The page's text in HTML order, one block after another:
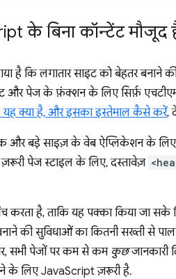
के बिना कॉन्टेंट मौजूद
है कि लगातार साइट को बेहतर बनाने
और पेज के फ़ंक्शन के लिए सिर्फ़
यह क्या है, और इसका इस्तेमाल कैसे करें,
और बड़े साइज़ के वेब ऐप्लिकेशन के लिए
ज़रूरी पेज स्टाइल के लिए, दस्तावेज़
करता है, ताकि यह पक्का किया जा
की सुविधाओं का कितनी सख्ती से
सभी पेजों पर कम से कम कुछजानकारी
के लिए JavaScript ज़रूरी है.